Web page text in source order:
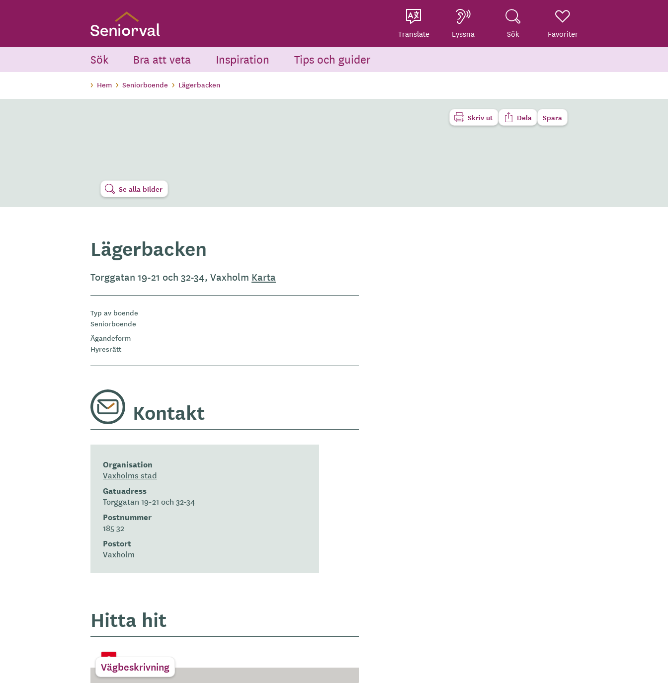
Translate Lyssna Sök Favoriter
Sök Bra att veta Inspiration Tips och guider
Hem Seniorboende Lägerbacken
Skriv ut Dela Spara
Se alla bilder
Lägerbacken
Torggatan 19-21 och 32-34, Vaxholm Karta
Typ av boende
Seniorboende
Ägandeform
Hyresrätt
Kontakt
Organisation
Vaxholms stad
Gatuadress
Torggatan 19-21 och 32-34
Postnummer
185 32
Postort
Vaxholm
Hitta hit
Vägbeskrivning